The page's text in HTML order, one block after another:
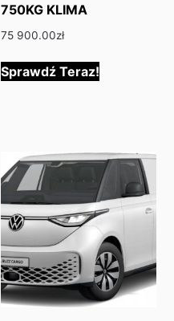
750KG KLIMA
75 900.00zł
Sprawdź Teraz!